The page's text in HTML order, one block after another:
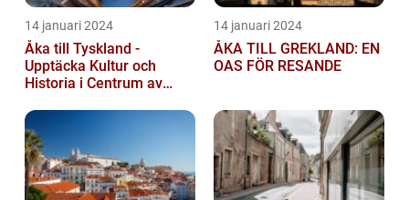
14 januari 2024
Åka till Tyskland -
Upptäcka Kultur och
Historia i Centrum av
14 januari 2024
ÅKA TILL GREKLAND: EN
OAS FÖR RESANDE